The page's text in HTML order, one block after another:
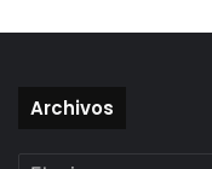
Archivos